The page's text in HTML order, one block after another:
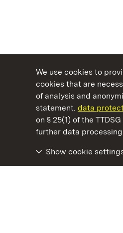
We use cookies to
cookies that are
of analysis and
statement. data
on § 25(1) of the
further data
Show cookie
State Palaces